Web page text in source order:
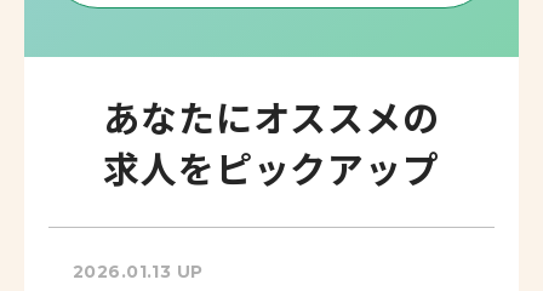
あなたにオススメの
求人をピックアップ
2026.01.13 UP